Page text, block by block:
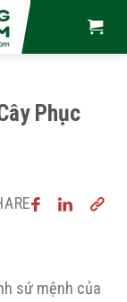
Phục
sứ mệnh của